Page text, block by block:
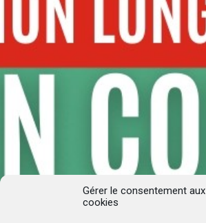
Gérer le consentement aux
cookies